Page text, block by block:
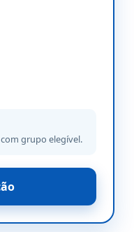
grupo elegível.